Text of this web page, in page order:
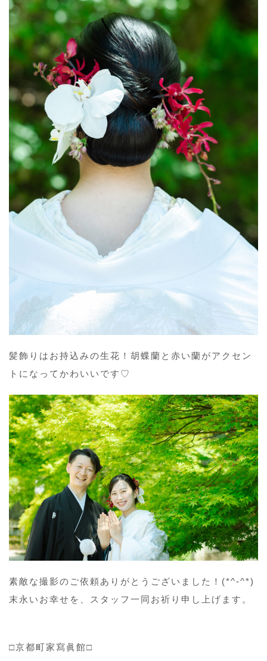
髪飾りはお持込みの生花！胡蝶蘭と赤い蘭がアクセン
トになってかわいいです♡
素敵な撮影のご依頼ありがとうございました！(*^-^*)
末永いお幸せを、スタッフ一同お祈り申し上げます。
□京都町家寫眞館□